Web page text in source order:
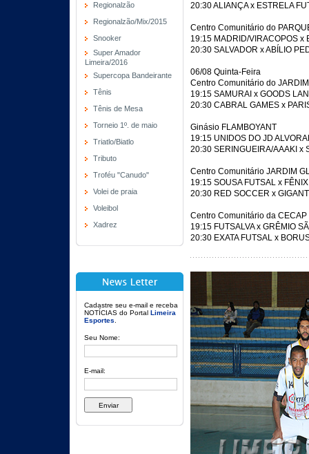
Regionalzão
Regionalzão/Mix/2015
Snooker
Super Amador
Limeira/2016
Supercopa Bandeirante
Tênis
Tênis de Mesa
Torneio 1º. de maio
Triatlo/Biatlo
Tributo
Troféu "Canudo"
Volei de praia
Voleibol
Xadrez
Cadastre seu e-mail e receba
NOTÍCIAS do Portal Limeira
Esportes
Seu Nome:
E-mail:
20:30 ALIANÇA x ESTRELA
Centro Comunitário do
19:15 MADRID/VIRACOPOS x
20:30 SALVADOR x ABÍLIO
06/08 Quinta-Feira
Centro Comunitário do
19:15 SAMURAI x GOODS
20:30 CABRAL GAMES x
Ginásio FLAMBOYANT
19:15 UNIDOS DO JD
20:30 SERINGUEIRA/AAAKI x
Centro Comunitário JARDIM
19:15 SOUSA FUTSAL x
20:30 RED SOCCER x
Centro Comunitário da CECAP
19:15 FUTSALVA x GRÊMIO
20:30 EXATA FUTSAL x